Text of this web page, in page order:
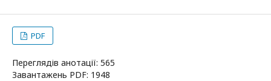
PDF
Переглядів анотації: 565
Завантажень PDF: 1948